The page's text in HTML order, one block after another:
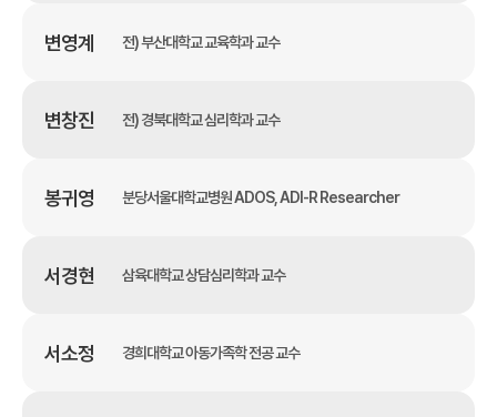
변영계 전) 부산대학교 교육학과 교수
변창진 전) 경북대학교 심리학과 교수
봉귀영 분당서울대학교병원 ADOS, ADI-R Researcher
서경현 삼육대학교 상담심리학과 교수
서소정 경희대학교 아동가족학 전공 교수